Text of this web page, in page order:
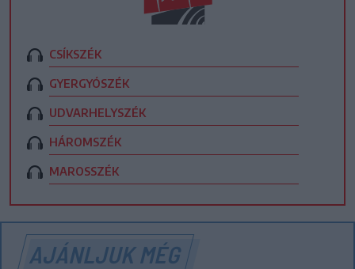
CSÍKSZÉK
GYERGYÓSZÉK
UDVARHELYSZÉK
HÁROMSZÉK
MAROSSZÉK
AJÁNLJUK MÉG